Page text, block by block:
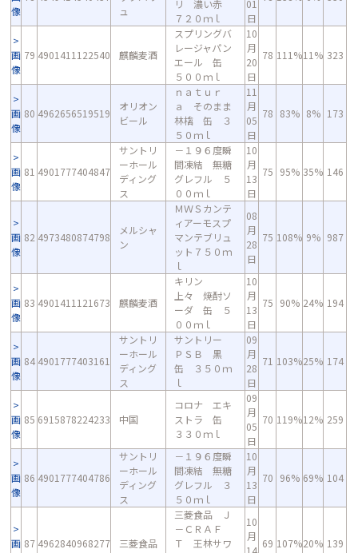
像
ュ
リ 濃い赤
７２０ｍｌ
01
日
画
像
79 4901411122540 麒麟麦酒
スプリングバ
レージャパン
エール 缶
５００ｍｌ
10
月
20
日
78 111%11% 323
画
像
80 4962656519519
オリオン
ビール
ｎａｔｕｒ
ａ そのまま
林檎 缶 ３
５０ｍｌ
11
月
05
日
78 83% 8% 173
画
像
81 4901777404847
サントリ
ーホール
ディング
ス
－１９６度瞬
間凍結 無糖
グレフル ５
００ｍｌ
10
月
13
日
75 95% 35% 146
画
像
82 4973480874798
メルシャ
ン
ＭＷＳカンテ
ィアーモスプ
マンテブリュ
ット７５０ｍ
ｌ
08
月
28
日
75 108% 9% 987
画
像
83 4901411121673 麒麟麦酒
キリン
上々 焼酎ソ
ーダ 缶 ５
００ｍｌ
10
月
13
日
75 90% 24% 194
画
像
84 4901777403161
サントリ
ーホール
ディング
ス
サントリー
ＰＳＢ 黒
缶 ３５０ｍ
ｌ
09
月
28
日
71 103%25% 174
画
像
85 6915878224233 中国
コロナ エキ
ストラ 缶
３３０ｍｌ
09
月
05
日
70 119%12% 259
画
像
86 4901777404786
サントリ
ーホール
ディング
ス
－１９６度瞬
間凍結 無糖
グレフル ３
５０ｍｌ
10
月
13
日
70 96% 69% 104
画 87 4962840968277 三菱食品
三菱食品 Ｊ
－ＣＲＡＦ
Ｔ 王林サワ
10
月
14
69 107%20% 139